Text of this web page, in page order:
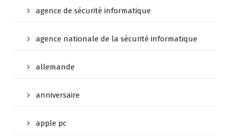
agence de sécurité informatique
agence nationale de la sécurité informatique
allemande
anniversaire
apple pc